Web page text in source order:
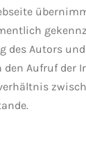
des Autors
den Aufruf der